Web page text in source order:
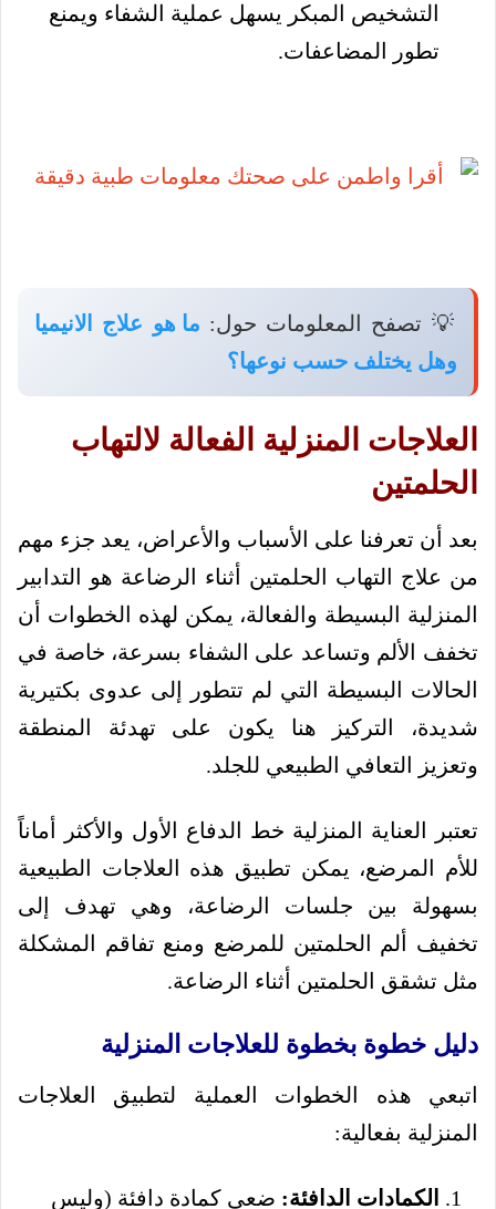
التشخيص المبكر يسهل عملية الشفاء ويمنع
تطور المضاعفات.
💡 تصفح المعلومات حول: ما هو علاج الانيميا
وهل يختلف حسب نوعها؟
العلاجات المنزلية الفعالة لالتهاب
الحلمتين
بعد أن تعرفنا على الأسباب والأعراض، يعد جزء مهم
من علاج التهاب الحلمتين أثناء الرضاعة هو التدابير
المنزلية البسيطة والفعالة، يمكن لهذه الخطوات أن
تخفف الألم وتساعد على الشفاء بسرعة، خاصة في
الحالات البسيطة التي لم تتطور إلى عدوى بكتيرية
شديدة، التركيز هنا يكون على تهدئة المنطقة
وتعزيز التعافي الطبيعي للجلد.
تعتبر العناية المنزلية خط الدفاع الأول والأكثر أماناً
للأم المرضع، يمكن تطبيق هذه العلاجات الطبيعية
بسهولة بين جلسات الرضاعة، وهي تهدف إلى
تخفيف ألم الحلمتين للمرضع ومنع تفاقم المشكلة
مثل تشقق الحلمتين أثناء الرضاعة.
دليل خطوة بخطوة للعلاجات المنزلية
اتبعي هذه الخطوات العملية لتطبيق العلاجات
المنزلية بفعالية:
الكمادات الدافئة: ضعي كمادة دافئة (وليس